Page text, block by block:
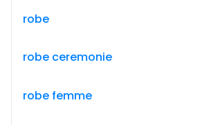
robe
robe ceremonie
robe femme